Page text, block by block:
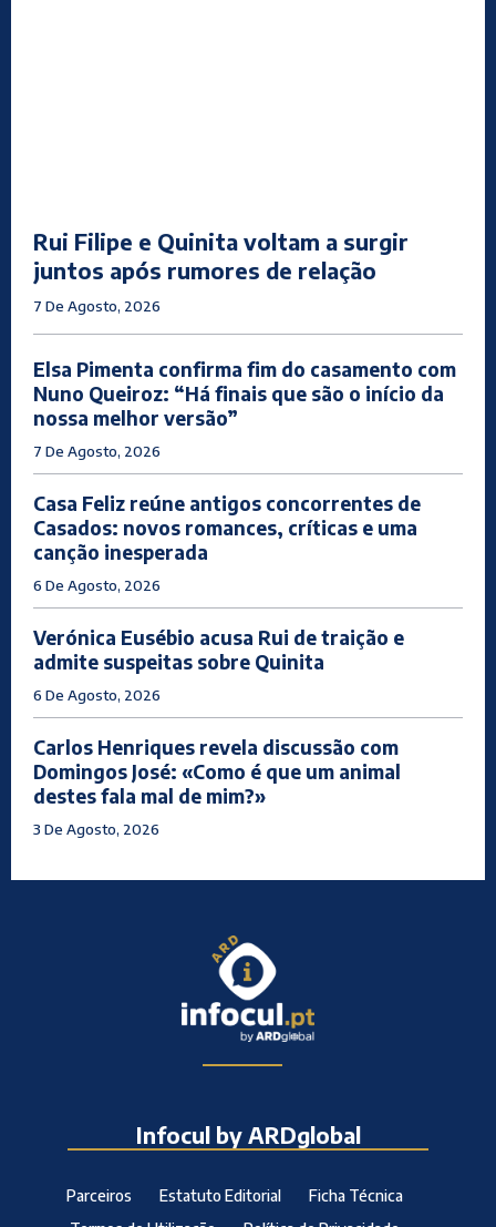
Rui Filipe e Quinita voltam a surgir
juntos após rumores de relação
7 De Agosto, 2026
Elsa Pimenta confirma fim do casamento com
Nuno Queiroz: “Há finais que são o início da
nossa melhor versão”
7 De Agosto, 2026
Casa Feliz reúne antigos concorrentes de
Casados: novos romances, críticas e uma
canção inesperada
6 De Agosto, 2026
Verónica Eusébio acusa Rui de traição e
admite suspeitas sobre Quinita
6 De Agosto, 2026
Carlos Henriques revela discussão com
Domingos José: «Como é que um animal
destes fala mal de mim?»
3 De Agosto, 2026
Infocul by ARDglobal
Parceiros Estatuto Editorial
Ficha Técnica